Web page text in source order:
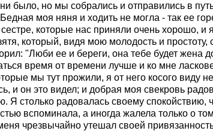
было, но мы собрались и отправились в
моя няня и ходить не могла - так ее
которые нас приняли очень хорошо, и
который, видя мою молодость и
"Люби ее и береги, она тебе будет жена
время от времени лучше и ко мне
мы тут прожили, я от него косого виду
и он это видел; и добрая моя свекровь
Я столько радовалась своему спокойствию,
вспоминала, а иногда жалела только о
чрезвычайно утешал своей